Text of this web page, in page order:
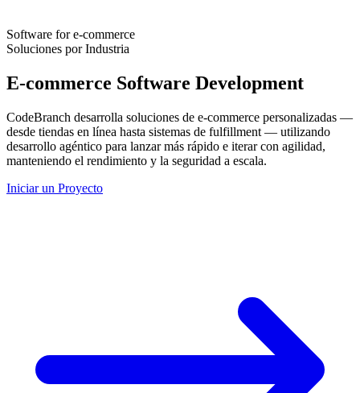
Software for e-commerce
Soluciones por Industria
E-commerce Software Development
CodeBranch desarrolla soluciones de e-commerce personalizadas —
desde tiendas en línea hasta sistemas de fulfillment — utilizando
desarrollo agéntico para lanzar más rápido e iterar con agilidad,
manteniendo el rendimiento y la seguridad a escala.
Iniciar un Proyecto